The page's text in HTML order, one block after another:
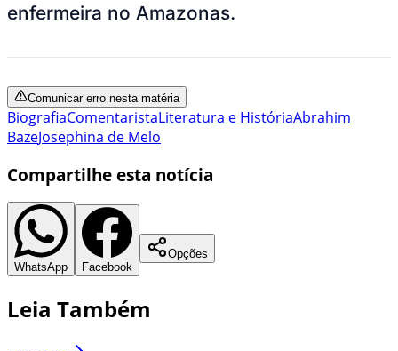
enfermeira no Amazonas.
Comunicar erro nesta matéria
BiografiaComentaristaLiteratura e HistóriaAbrahim
BazeJosephina de Melo
Compartilhe esta notícia
WhatsApp Facebook
Opções
Leia Também